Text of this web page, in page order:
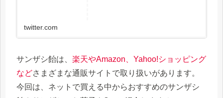
twitter.com
サンザシ飴は、 楽天やAmazon、Yahoo!ショッピング
などさまざまな通販サイトで取り扱いがあります。
今回は、ネットで買える中からおすすめのサンザシ